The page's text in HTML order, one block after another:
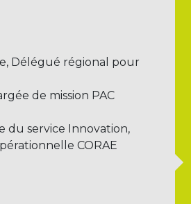
Délégué régional pour
de mission PAC
du service Innovation,
CORAE